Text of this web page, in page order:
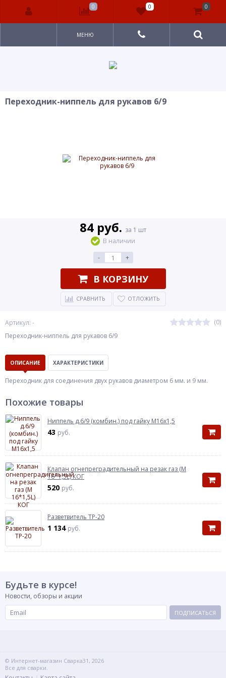
МЕНЮ
Переходник-ниппель для рукавов 6/9
Артикул: -
(0)
Переходник-ниппель для рукавов 6/9
84 руб. за 1 шт
В наличии
-
+
В КОРЗИНУ
СРАВНИТЬ ОТЛОЖИТЬ
ОПИСАНИЕ ХАРАКТЕРИСТИКИ
Переходник для соединения двух рукавов диаметром 6 мм. и 9 мм.
Похожие товары
Ниппель д.6/9 (комбин.) под гайку М16х1,5
43 руб.
Клапан огнепреградительный на резак газ (М
16*1,5L) КОГ
520 руб.
Разветвитель ТР-20
1 134 руб.
Будьте в курсе!
Новости, обзоры и акции
ПОДПИСАТЬСЯ
© Интернет-магазин Сварка31, 2026
Все для сварки.
0 0 0